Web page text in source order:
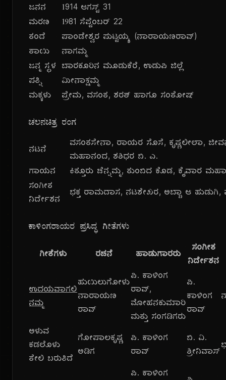
ಜನನ
೧914 ಆಗಸ್ಟ್ 31
ಮರಣ
೧೯81 ಸೆಪ್ಟೆಂಬರ್ 22
ತಂದೆ
ಪಾಂಡೇಶ್ವರ ಪುಟ್ಟಯ್ಯ (ನಾರಾಯಣರಾವ್)
ತಾಯಿ
ನಾಗಮ್ಮ
ಜನ್ಮ ಸ್ಥಳ ಬಾರಕೂರಿನ ಮೂಡುಕೆರೆ, ಉಡುಪಿ ಜಿಲ್ಲೆ
ಪತ್ನಿ
ಮೀನಾಕ್ಷಮ್ಮ
ಮಕ್ಕಳು
ಪ್ರೇಮ, ವಸಂತ, ಶರತ್ ಹಾಗೂ ಸಂತೋಷ್
ಚಲನಚಿತ್ರ ರಂಗ
ನಟನೆ
ವಸಂತಸೇನಾ, ರಾಯರ ಸೊಸೆ, ಕೃಷ್ಣಲೀಲಾ,
ಮಹಾನಂದ, ಶಶಿಧರ ಬಿ. ಎ.
ಗಾಯನ
ಕಿತ್ತೂರು ಚೆನ್ನಮ್ಮ, ತುಂಬಿದ ಕೊಡ, ಕೈವಾರ
ಸಂಗೀತ
ನಿರ್ದೇಶನ
ಭಕ್ತ ರಾಮದಾಸ, ನಟಶೇಖರ, ಅಬ್ಬಾ ಆ ಹುಡುಗಿ,
ಕಾಳಿಂಗರಾಯರ ಪ್ರಸಿದ್ಧ ಗೀತೆಗಳು
ಗೀತೆಗಳು ರಚನೆ ಹಾಡುಗಾರರು
ಸಂಗೀತ
ನಿರ್ದೇಶನ
ಉದಯವಾಗಲಿ
ನಮ್ಮ
ಹುಯಿಲುಗೋಳು
ನಾರಾಯಣ
ರಾವ್
ಪಿ. ಕಾಳಿಂಗ
ರಾವ್,
ಮೋಹನಕುಮಾರಿ
ಮತ್ತು ಸಂಗಡಿಗರು
ಪಿ.
ಕಾಳಿಂಗ
ರಾವ್
ಅಳುವ
ಕಡಲೊಳು
ತೇಲಿ ಬರುತಿದೆ
ಗೋಪಾಲಕೃಷ್ಣ
ಅಡಿಗ
ಪಿ. ಕಾಳಿಂಗ
ರಾವ್
ಬಿ. ವಿ.
ಶ್ರೀನಿವಾಸ್
ಪಿ. ಕಾಳಿಂಗ